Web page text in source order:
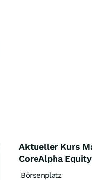
Aktueller Kurs
CoreAlpha Equity
Börsenplatz